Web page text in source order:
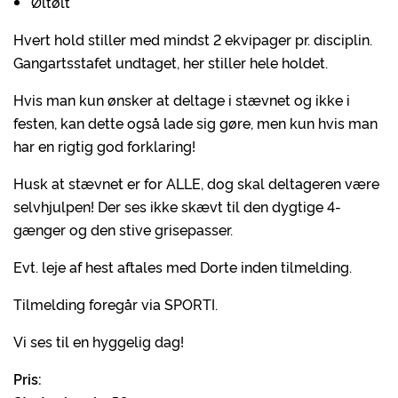
Hvert hold stiller med mindst 2 ekvipager pr. disciplin.
Gangartsstafet undtaget, her stiller hele holdet.
Hvis man kun ønsker at deltage i stævnet og ikke i
festen, kan dette også lade sig gøre, men kun hvis man
har en rigtig god forklaring!
Husk at stævnet er for ALLE, dog skal deltageren være
selvhjulpen! Der ses ikke skævt til den dygtige 4-
gænger og den stive grisepasser.
Evt. leje af hest aftales med Dorte inden tilmelding.
Tilmelding foregår via SPORTI.
Vi ses til en hyggelig dag!
Pris: